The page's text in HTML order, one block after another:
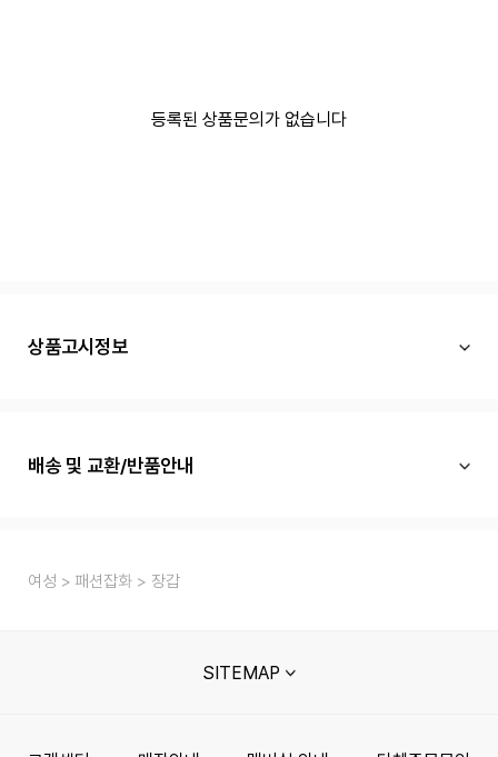
등록된 상품문의가 없습니다
상품고시정보
배송 및 교환/반품안내
여성 패션잡화 장갑
SITEMAP